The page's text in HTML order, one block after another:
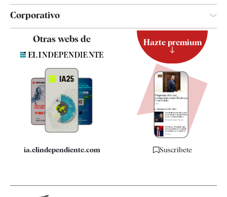
Corporativo
Contacto
Quiénes somos
Especificaciones
Otras webs de
ia.elindependiente.com
Hazte premium
Suscríbete